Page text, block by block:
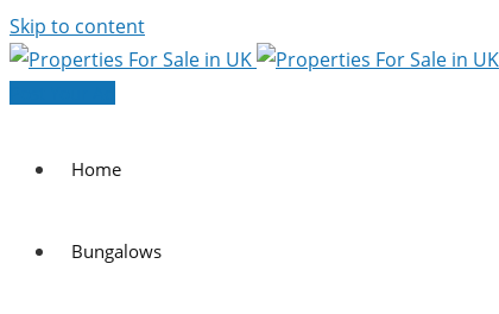
Skip to content
Home
Bungalows